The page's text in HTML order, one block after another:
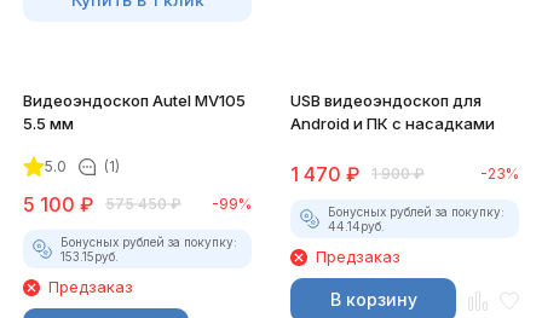
Видеоэндоскоп Autel MV105
5.5 мм
5.0 (1)
5 100 ₽ 575 450 ₽ -99%
Бонусных рублей за покупку:
153.15руб.
Предзаказ
USB видеоэндоскоп для
Android и ПК с насадками
1 470 ₽ 1 900 ₽ -23%
Бонусных рублей за покупку:
44.14руб.
Предзаказ
В корзину